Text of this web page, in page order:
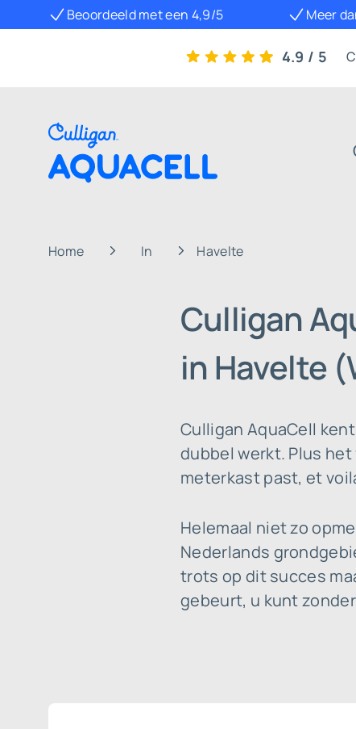
Beoordeeld met een 4,9/5 Meer
4.9 / 5
Home In Havelte
Culligan
in Havelte
Culligan AquaCell
dubbel werkt. Plus
meterkast past, et
Helemaal niet zo
Nederlands
trots op dit succes
gebeurt, u kunt